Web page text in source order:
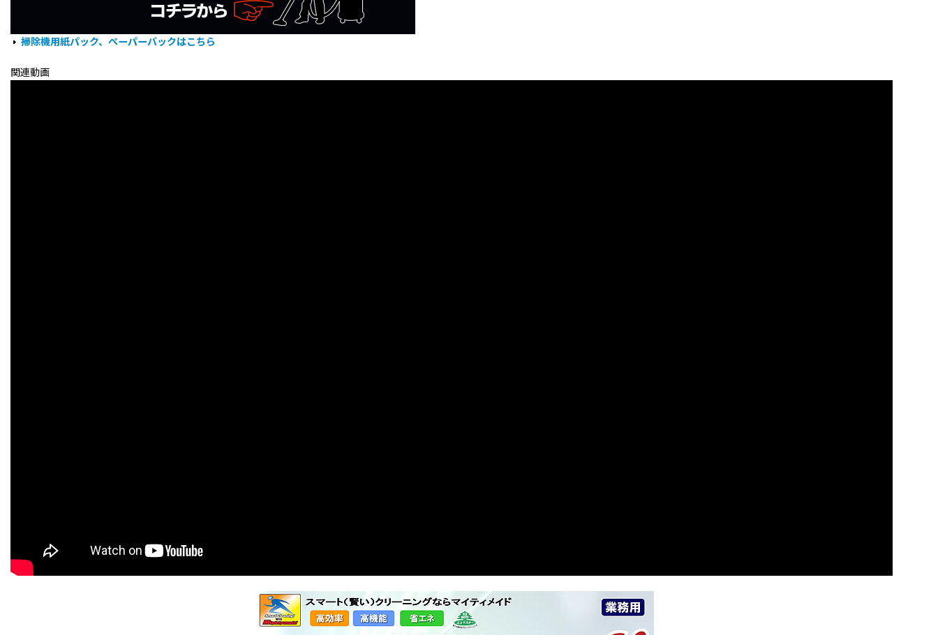
掃除機用紙パック、ペーパーバックはこちら
関連動画